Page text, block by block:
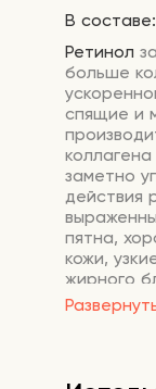
В составе:
Ретинол
больше
спящие и
заметно
действия
пятна,
кожи,
жирного
Коллаген